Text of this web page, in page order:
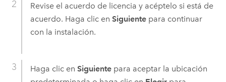
Revise el acuerdo de licencia y acéptelo si está de
acuerdo. Haga clic en Siguientepara continuar
con la instalación.
Haga clic en Siguientepara aceptar la ubicación